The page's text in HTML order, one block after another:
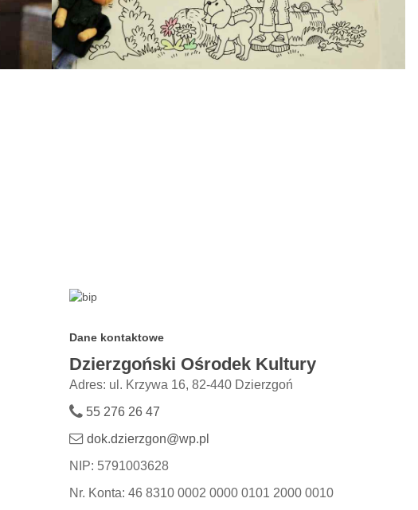
Dane kontaktowe
Dzierzgoński Ośrodek Kultury
Adres: ul. Krzywa 16, 82-440 Dzierzgoń
55 276 26 47
dok.dzierzgon@wp.pl
NIP: 5791003628
Nr. Konta: 46 8310 0002 0000 0101 2000 0010